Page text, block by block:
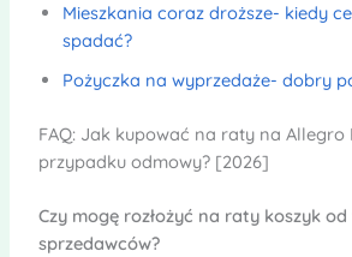
Mieszkania coraz droższe- kiedy
spadać?
Pożyczka na wyprzedaże- dobry
FAQ: Jak kupować na raty na Allegro
przypadku odmowy? [2026]
Czy mogę rozłożyć na raty koszyk
sprzedawców?